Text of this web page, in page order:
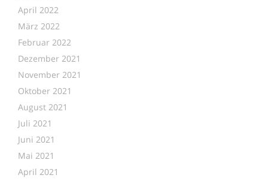
April 2022
März 2022
Februar 2022
Dezember 2021
November 2021
Oktober 2021
August 2021
Juli 2021
Juni 2021
Mai 2021
April 2021